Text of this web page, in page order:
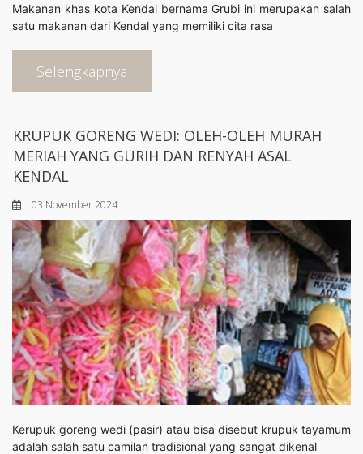
Makanan khas kota Kendal bernama Grubi ini merupakan salah
satu makanan dari Kendal yang memiliki cita rasa
Selengkapnya
KRUPUK GORENG WEDI: OLEH-OLEH MURAH
MERIAH YANG GURIH DAN RENYAH ASAL
KENDAL
03 November 2024
Kerupuk goreng wedi (pasir) atau bisa disebut krupuk tayamum
adalah salah satu camilan tradisional yang sangat dikenal